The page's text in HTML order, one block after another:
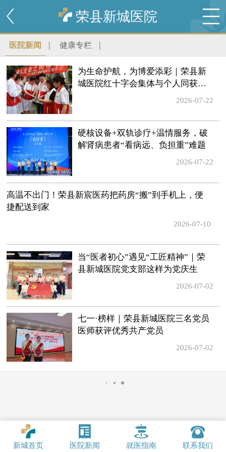
荣县新城医院
医院新闻 | 健康专栏 |
为生命护航，为博爱添彩｜荣县新
城医院红十字会集体与个人同获市
2026-07-22
硬核设备+双轨诊疗+温情服务，破
解肾病患者“看病远、负担重”难题
2026-07-22
高温不出门！荣县新宸医药把药房“搬”到手机上，便
捷配送到家
2026-07-10
当“医者初心”遇见“工匠精神”｜荣
县新城医院党支部这样为党庆生
2026-07-02
七一·榜样｜荣县新城医院三名党员
医师获评优秀共产党员
2026-07-02
新城首页 医院新闻 就医指南 联系我们